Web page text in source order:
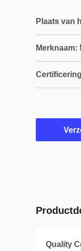
Plaats van
Merknaam:
Quality